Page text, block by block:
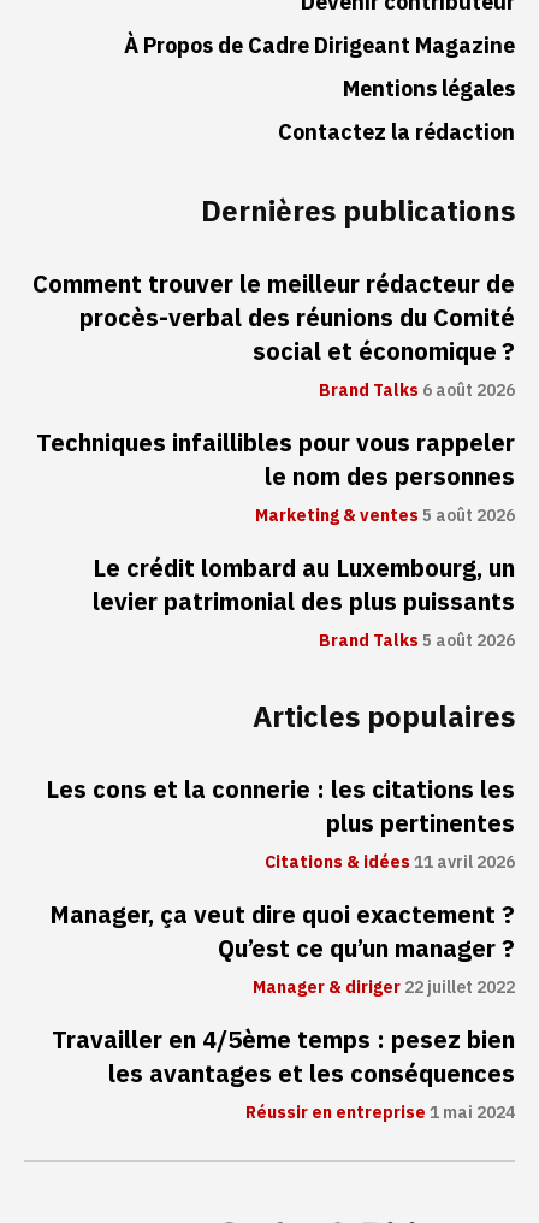
À Propos de Cadre Dirigeant Magazine
Mentions légales
Contactez la rédaction
Dernières publications
Comment trouver le meilleur rédacteur de
procès-verbal des réunions du Comité
social et économique ?
Brand Talks6 août 2026
Techniques infaillibles pour vous rappeler
le nom des personnes
Marketing & ventes5 août 2026
Le crédit lombard au Luxembourg, un
levier patrimonial des plus puissants
Brand Talks5 août 2026
Articles populaires
Les cons et la connerie : les citations les
plus pertinentes
Citations & idées11 avril 2026
Manager, ça veut dire quoi exactement ?
Qu’est ce qu’un manager ?
Manager & diriger22 juillet 2022
Travailler en 4/5ème temps : pesez bien
les avantages et les conséquences
Réussir en entreprise1 mai 2024